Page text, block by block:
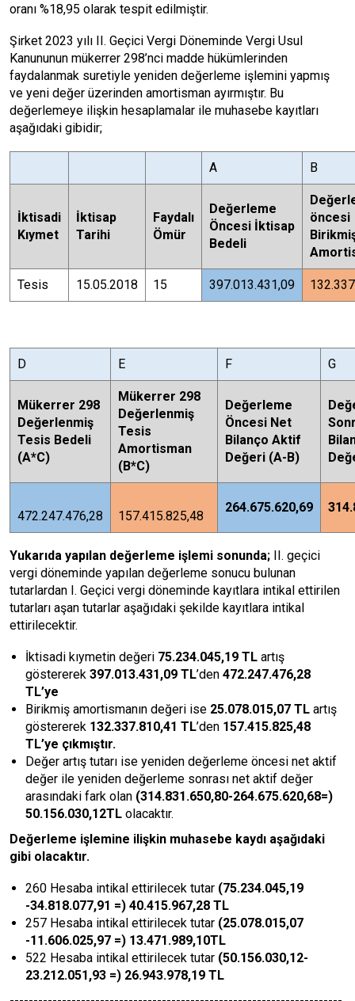
oranı %18,95 olarak tespit edilmiştir.
Şirket 2023 yılı II. Geçici Vergi Döneminde Vergi Usul
Kanununun mükerrer 298’nci madde hükümlerinden
faydalanmak suretiyle yeniden değerleme işlemini yapmış
ve yeni değer üzerinden amortisman ayırmıştır. Bu
değerlemeye ilişkin hesaplamalar ile muhasebe kayıtları
aşağıdaki gibidir;
A B
İktisadi
Kıymet
İktisap
Tarihi
Faydalı
Ömür
Değerleme
Öncesi İktisap
Bedeli
öncesi
Tesis 15.05.2018 15 397.013.431,09
D E F G
Mükerrer 298
Değerlenmiş
Tesis Bedeli
(A*C)
Mükerrer 298
Değerlenmiş
Tesis
Amortisman
(B*C)
Değerleme
Öncesi Net
Bilanço Aktif
Değeri (A-B)
472.247.476,28 157.415.825,48
264.675.620,69
Yukarıda yapılan değerleme işlemi sonunda; II. geçici
vergi döneminde yapılan değerleme sonucu bulunan
tutarlardan I. Geçici vergi döneminde kayıtlara intikal ettirilen
tutarları aşan tutarlar aşağıdaki şekilde kayıtlara intikal
ettirilecektir.
İktisadi kıymetin değeri 75.234.045,19 TL artış
göstererek 397.013.431,09 TL’den 472.247.476,28
TL’ye
Birikmiş amortismanın değeri ise 25.078.015,07 TL artış
göstererek 132.337.810,41 TL’den 157.415.825,48
TL’ye çıkmıştır.
Değer artış tutarı ise yeniden değerleme öncesi net aktif
değer ile yeniden değerleme sonrası net aktif değer
arasındaki fark olan (314.831.650,80-264.675.620,68=)
50.156.030,12TL olacaktır.
Değerleme işlemine ilişkin muhasebe kaydı aşağıdaki
gibi olacaktır.
260 Hesaba intikal ettirilecek tutar (75.234.045,19
-34.818.077,91 =) 40.415.967,28 TL
257 Hesaba intikal ettirilecek tutar (25.078.015,07
-11.606.025,97 =) 13.471.989,10TL
522 Hesaba intikal ettirilecek tutar (50.156.030,12-
23.212.051,93 =) 26.943.978,19 TL